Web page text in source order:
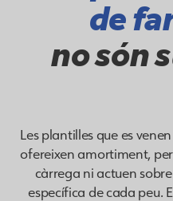
de
no són
Les plantilles que es
ofereixen amortiment,
càrrega ni actuen
específica de cada peu.